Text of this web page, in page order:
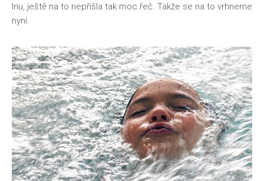
Inu, ještě na to nepřišla tak moc řeč. Takže se na to vrhneme
nyní.